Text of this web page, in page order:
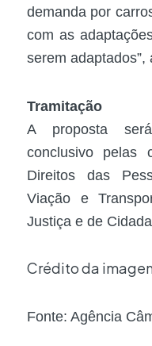
demanda por
com as
serem
Tramitação
A proposta
conclusivo pelas
Direitos das
Viação e
Justiça e de
Crédito da
Fonte: Agência